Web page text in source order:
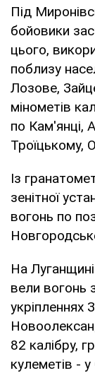
Під
бойовики
цього,
поблизу
Лозове,
мінометів
по Кам'янці,
Троїцькому,
Із
зенітної
вогонь по
На
вели вогонь
укріпленнях
82 калібру,
кулеметів - у